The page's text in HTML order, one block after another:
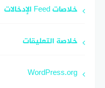
خلاصات Feed الإدخالات
خلاصة التعليقات
WordPress.org